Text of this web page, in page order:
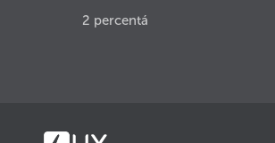
2 percentá